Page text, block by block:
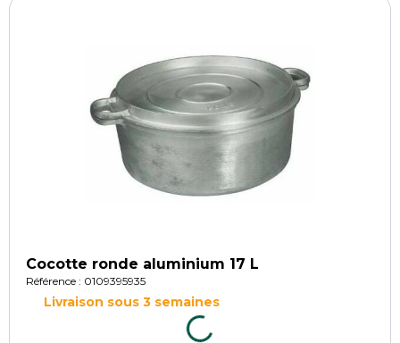
Cocotte ronde aluminium 17 L
Référence : 0109395935
Livraison sous 3 semaines